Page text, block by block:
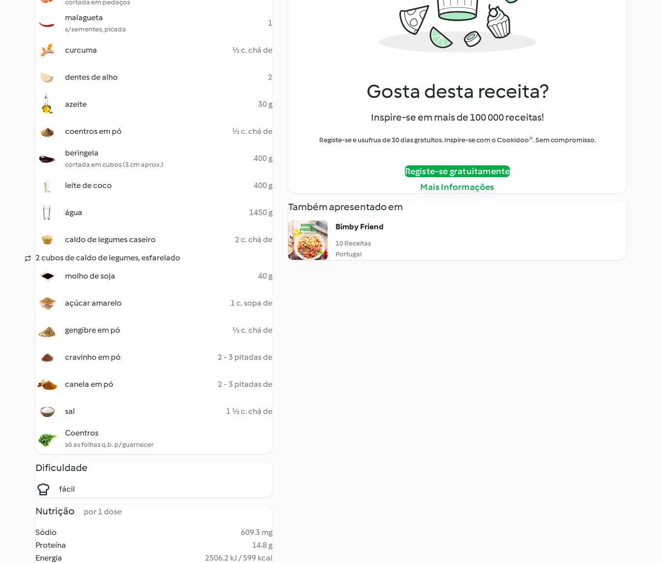
cortada em pedaços
malagueta
s/ sementes, picada
1
curcuma ½ c. chá de
dentes de alho 2
azeite 30 g
coentros em pó ½ c. chá de
beringela
cortada em cubos (3 cm aprox.)
400 g
leite de coco 400 g
água 1450 g
caldo de legumes caseiro
2 c. chá de
2 cubos de caldo de legumes, esfarelado
molho de soja
40 g
açúcar amarelo 1 c. sopa de
gengibre em pó ½ c. chá de
cravinho em pó 2 - 3 pitadas de
canela em pó 2 - 3 pitadas de
sal 1 ½ c. chá de
Coentros
só as folhas q.b. p/ guarnecer
Dificuldade
fácil
Nutrição por 1 dose
Sódio
609.3 mg
Proteína
14.8 g
Energia
2506.2 kJ / 599 kcal
Gosta desta receita?
Inspire-se em mais de 100 000 receitas!
Registe-se e usufrua de 30 dias gratuitos. Inspire-se com o Cookidoo®. Sem compromisso.
Registe-se gratuitamente
Mais Informações
Também apresentado em
Bimby Friend
10 Receitas
Portugal